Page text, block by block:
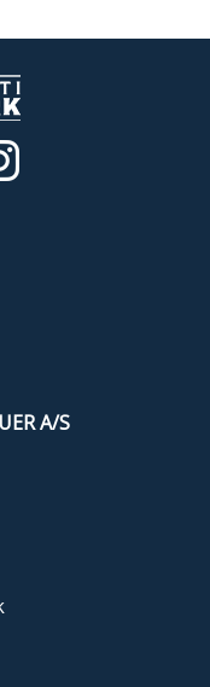
A/S